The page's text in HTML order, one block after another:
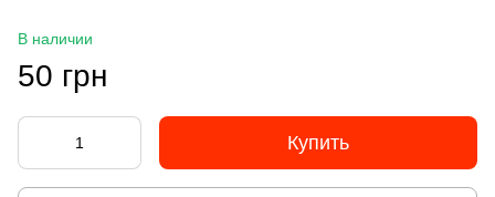
В наличии
50 грн
Купить